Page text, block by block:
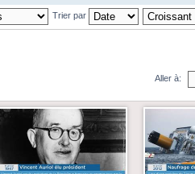
Trier par
Aller à: